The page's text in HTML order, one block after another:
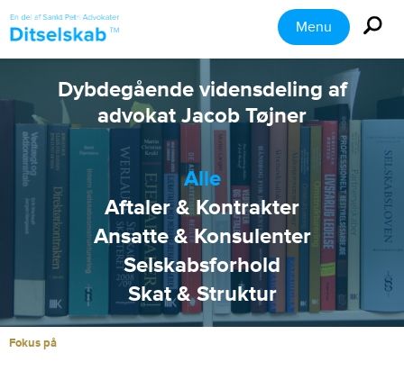
Menu
Dybdegående vidensdeling af
advokat Jacob Tøjner
Alle
Aftaler & Kontrakter
Ansatte & Konsulenter
Selskabsforhold
Skat & Struktur
Fokus på